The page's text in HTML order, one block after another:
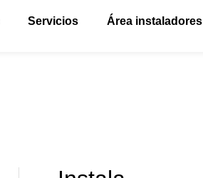
Servicios Área instaladores